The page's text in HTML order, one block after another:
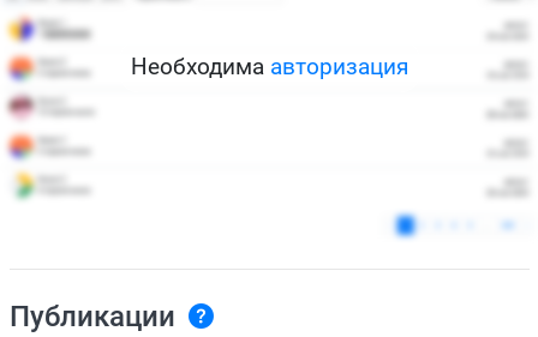
Необходима авторизация
Публикации